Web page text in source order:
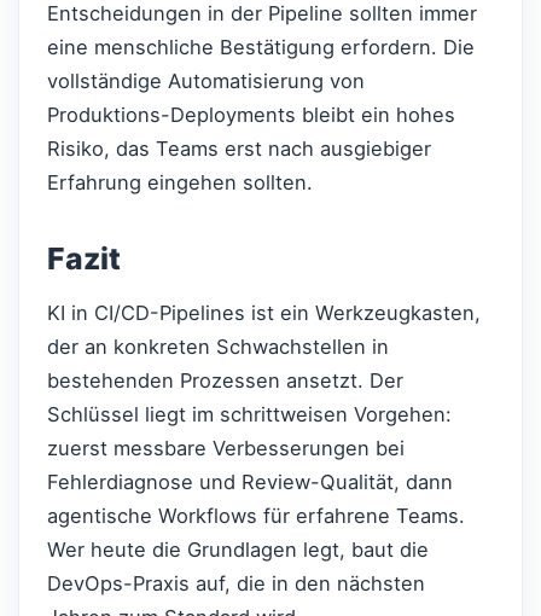
Entscheidungen in der Pipeline sollten immer
eine menschliche Bestätigung erfordern. Die
vollständige Automatisierung von
Produktions-Deployments bleibt ein hohes
Risiko, das Teams erst nach ausgiebiger
Erfahrung eingehen sollten.
Fazit
KI in CI/CD-Pipelines ist ein Werkzeugkasten,
der an konkreten Schwachstellen in
bestehenden Prozessen ansetzt. Der
Schlüssel liegt im schrittweisen Vorgehen:
zuerst messbare Verbesserungen bei
Fehlerdiagnose und Review-Qualität, dann
agentische Workflows für erfahrene Teams.
Wer heute die Grundlagen legt, baut die
DevOps-Praxis auf, die in den nächsten